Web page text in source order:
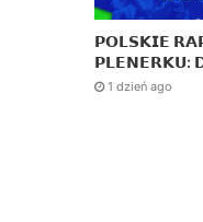
𝗣𝗢𝗟𝗦𝗞𝗜𝗘
𝗣𝗟𝗘𝗡𝗘𝗥𝗞𝗨:
1 dzień ago